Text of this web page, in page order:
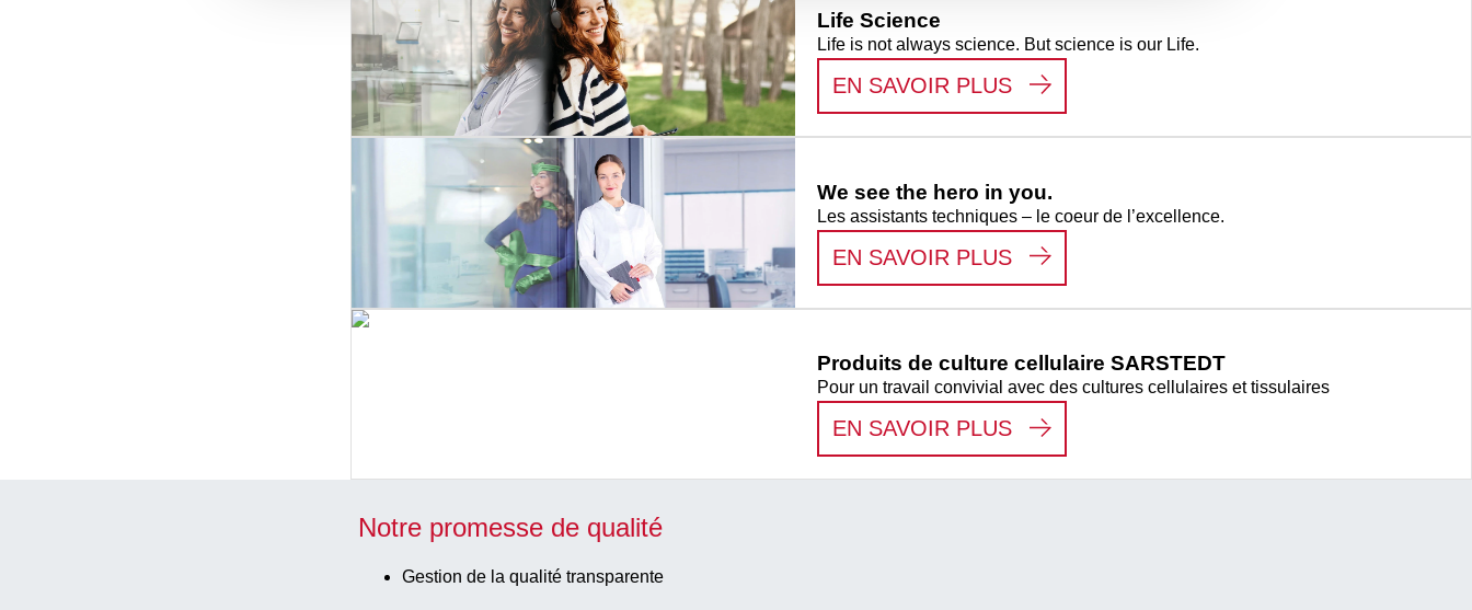
Life Science
Life is not always science. But science is our Life.
EN SAVOIR PLUS: LIFE SCIENCE
We see the hero in you.
Les assistants techniques – le coeur de l’excellence.
EN SAVOIR PLUS: WE SEE THE HERO IN YOU.
Produits de culture cellulaire SARSTEDT
Pour un travail convivial avec des cultures cellulaires et tissulaires
EN SAVOIR PLUS: PRODUITS DE CULTURE CELLULAIRE
Notre promesse de qualité
Gestion de la qualité transparente